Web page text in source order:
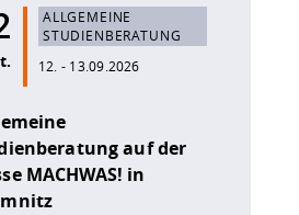
12. - 13.09.2026
ALLGEMEINE
STUDIENBERATUNG
auf der
MACHWAS! in